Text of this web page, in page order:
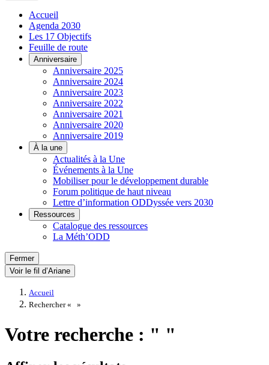
Accueil
Agenda 2030
Les 17 Objectifs
Feuille de route
Anniversaire
Anniversaire 2025
Anniversaire 2024
Anniversaire 2023
Anniversaire 2022
Anniversaire 2021
Anniversaire 2020
Anniversaire 2019
À la une
Actualités à la Une
Événements à la Une
Mobiliser pour le développement durable
Forum politique de haut niveau
Lettre d’information ODDyssée vers 2030
Ressources
Catalogue des ressources
La Méth’ODD
Fermer
Voir le fil d’Ariane
Accueil
Rechercher «
»
Votre recherche : " "